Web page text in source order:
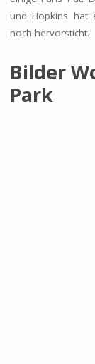
und Hopkins hat
noch hervorsticht.
Bilder
Park